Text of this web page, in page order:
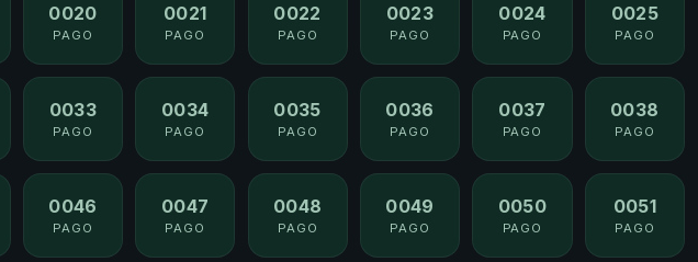
0020
PAGO
0021
PAGO
0022
PAGO
0023
PAGO
0024
PAGO
0025
PAGO
0033
PAGO
0034
PAGO
0035
PAGO
0036
PAGO
0037
PAGO
0038
PAGO
0046
PAGO
0047
PAGO
0048
PAGO
0049
PAGO
0050
PAGO
0051
PAGO